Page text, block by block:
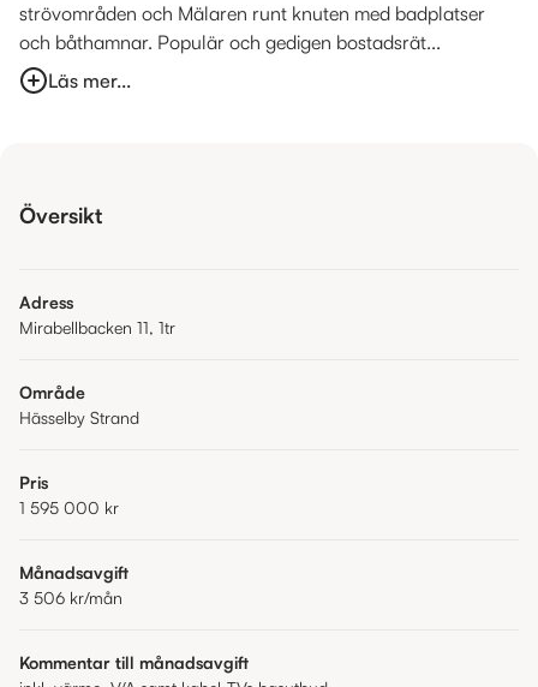
strövområden och Mälaren runt knuten med badplatser
och båthamnar. Populär och gedigen bostadsrät...
Läs mer...
Översikt
Adress
Mirabellbacken 11, 1tr
Område
Hässelby Strand
Pris
1 595 000 kr
Månadsavgift
3 506 kr/mån
Kommentar till månadsavgift